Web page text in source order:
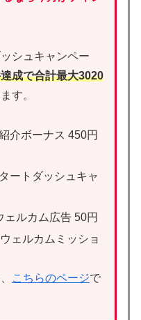
シュキャンペー
成で合計最大3020
す。
介ボーナス 450円
ートダッシュキャ
ェルカム広告 50円
ウェルカムミッショ
こちらのページで